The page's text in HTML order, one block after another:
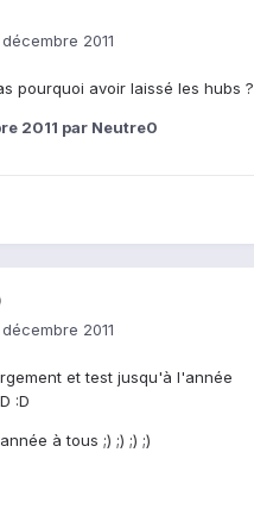
2011
pourquoi avoir laissé les hubs ?
2011 par Neutre0
2011
et test jusqu'à l'année
:D
à tous ;) ;) ;) ;)